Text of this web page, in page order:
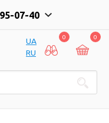
07-40
UA
RU
0 0